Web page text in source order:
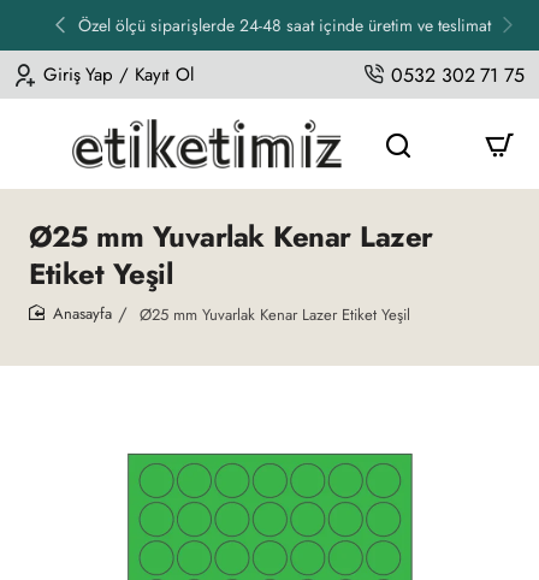
Özel ölçü siparişlerde 24-48 saat içinde üretim ve teslimat
Giriş Yap / Kayıt Ol 0532 302 71 75
Ø25 mm Yuvarlak Kenar Lazer
Etiket Yeşil
Ø25 mm Yuvarlak Kenar Lazer Etiket Yeşil